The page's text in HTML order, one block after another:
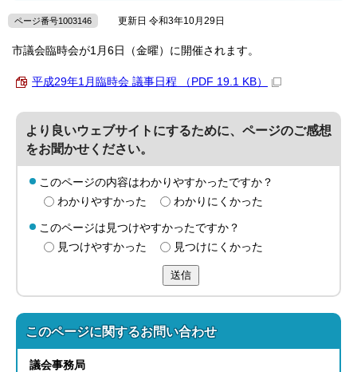
ページ番号1003146 更新日 令和3年10月29日
市議会臨時会が1月6日（金曜）に開催されます。
平成29年1月臨時会 議事日程 （PDF 19.1 KB）
より良いウェブサイトにするために、ページのご感想
をお聞かせください。
このページの内容はわかりやすかったですか？
わかりやすかった
わかりにくかった
このページは見つけやすかったですか？
見つけやすかった
見つけにくかった
送信
このページに関するお問い合わせ
議会事務局